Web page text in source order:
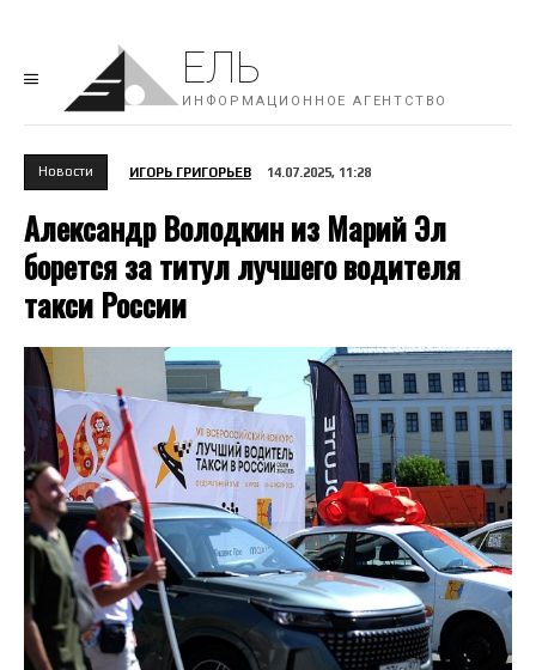
ЕЛЬ
ИНФОРМАЦИОННОЕ АГЕНТСТВО
Новости ИГОРЬ ГРИГОРЬЕВ 14.07.2025, 11:28
Александр Володкин из Марий Эл
борется за титул лучшего водителя
такси России